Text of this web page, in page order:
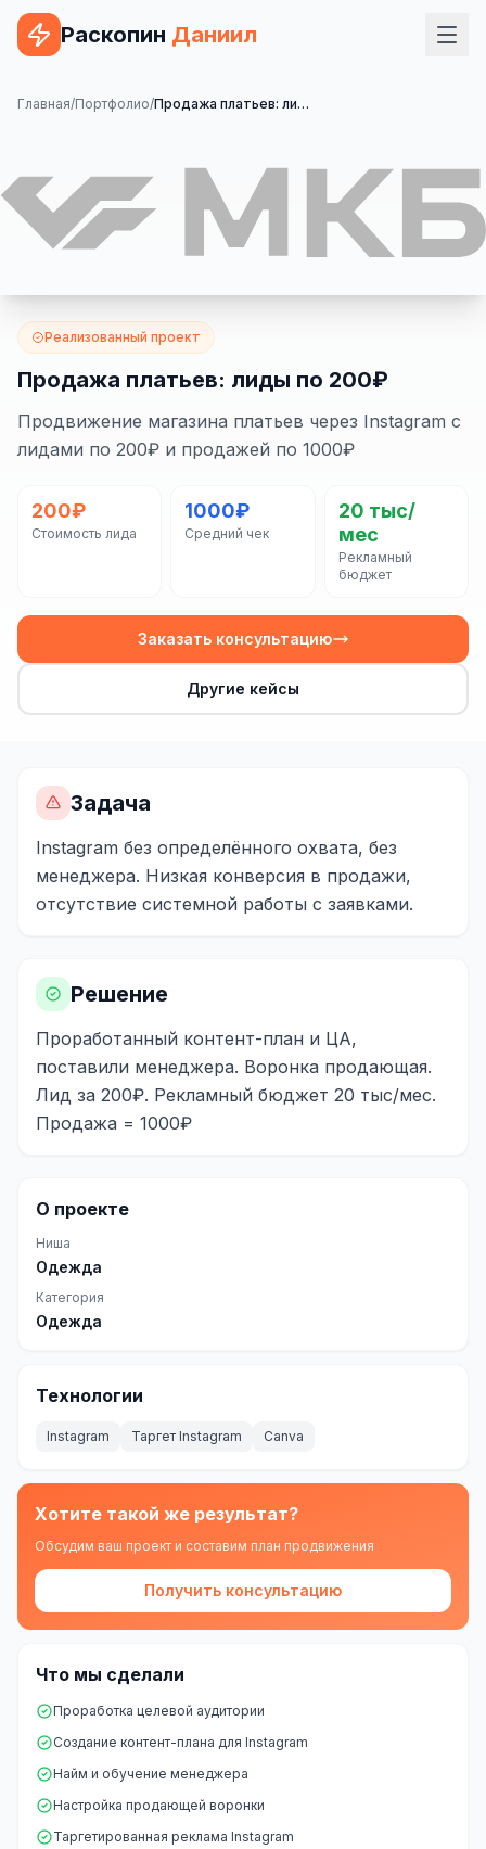
Раскопин Даниил
Услуги
Сайт на 1С-Битрикс
Сайт на WordPress
Сайт на OpenCart
Сайт на Joomla
+ ещё 19 услуг
Контекстная реклама
Яндекс.Директ
myTarget
Wildberries реклама
Реклама в VK
Реклама в Telegram
Реклама в Facebook
Реклама в Instagram
ИНТЕРНЕТ-МАГАЗИНЫ
Настройка магазина
Интеграции
1С интеграция
Платежные системы
АВТОМАТИЗАЦИЯ БИЗНЕСА
CRM-системы
Интеграции и API
Автоворонки
Бизнес-процессы
AI Агенты
SEO-ПРОДВИЖЕНИЕ
Главная/Портфолио/ Продажа платьев: лиды по 200₽
Реализованный проект
Продажа платьев: лиды по 200₽
Продвижение магазина платьев через Instagram с
лидами по 200₽ и продажей по 1000₽
200₽
Стоимость лида
1000₽
Средний чек
20 тыс/
мес
Рекламный
бюджет
Заказать консультацию
Другие кейсы
Задача
Instagram без определённого охвата, без
менеджера. Низкая конверсия в продажи,
отсутствие системной работы с заявками.
Решение
Проработанный контент-план и ЦА,
поставили менеджера. Воронка продающая.
Лид за 200₽. Рекламный бюджет 20 тыс/мес.
Продажа = 1000₽
О проекте
Ниша
Одежда
Категория
Одежда
Технологии
Instagram Таргет Instagram Canva
Хотите такой же результат?
Обсудим ваш проект и составим план продвижения
Получить консультацию
Что мы сделали
Проработка целевой аудитории
Создание контент-плана для Instagram
Найм и обучение менеджера
Настройка продающей воронки
Таргетированная реклама Instagram